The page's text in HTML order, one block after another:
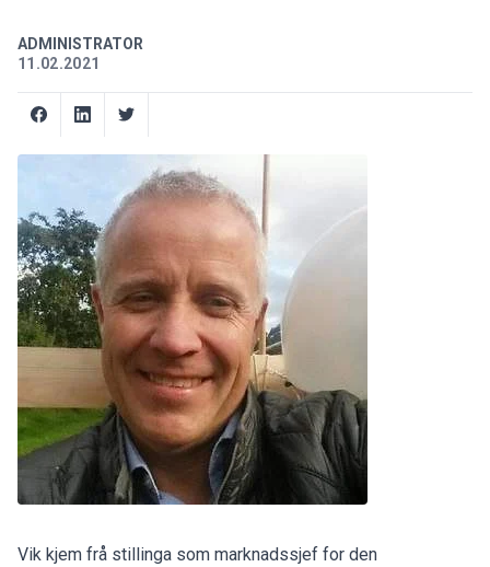
ADMINISTRATOR
11.02.2021
Vik kjem frå stillinga som marknadssjef for den